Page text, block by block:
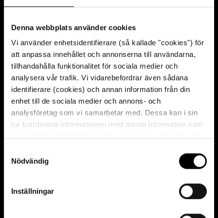
Denna webbplats använder cookies
Vi använder enhetsidentifierare (så kallade "cookies") för
att anpassa innehållet och annonserna till användarna,
tillhandahålla funktionalitet för sociala medier och
analysera vår trafik. Vi vidarebefordrar även sådana
identifierare (cookies) och annan information från din
enhet till de sociala medier och annons- och
analysföretag som vi samarbetar med. Dessa kan i sin
tur kombinera informationen med annan information som
cookies.
Nödvändig
Inställningar
Höger kortvägg
Citat
Och där så vore, det Gud förbjude, att skepp så
stark av fiendens skepp angripen varde, och alle
förnämste officerare till döds skjutne och ingen
räddande vore, vore önskandes, att någon ärlig
svensker och trogen man funnes som strax
kastade eld i krut kammaren, således manligen
hämnandes sin officerers och dess medbröders